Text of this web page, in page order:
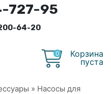
727-95
64-20
0
Корзина
пуста
» Насосы для